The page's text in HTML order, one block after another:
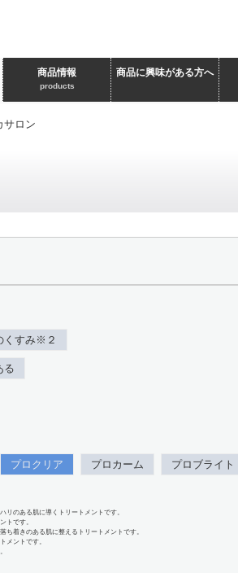
商品情報
products
商品に興味がある方へ
ロン
くすみ※２
る
プロクリア プロカーム プロブライト
リのある肌に導くトリートメントです。
トです。
ち着きのある肌に整えるトリートメントです。
メントです。